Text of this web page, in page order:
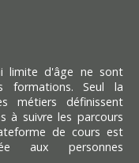
limite d'âge ne sont
formations. Seul la
métiers définissent
à suivre les parcours
de cours est
aux personnes